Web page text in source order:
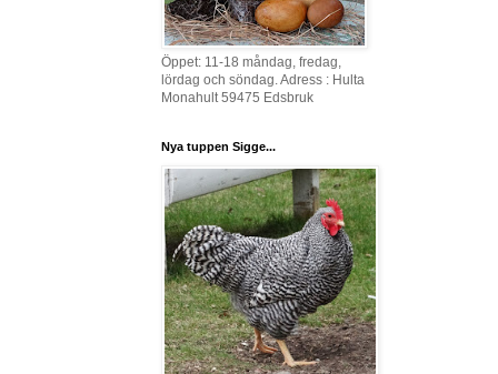
Öppet: 11-18 måndag, fredag,
lördag och söndag. Adress : Hulta
Monahult 59475 Edsbruk
Nya tuppen Sigge...